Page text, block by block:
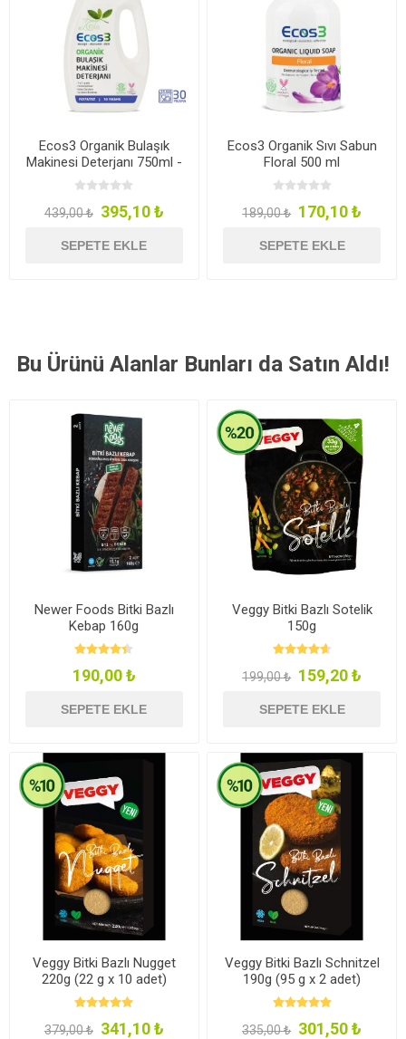
Ecos3 Organik Bulaşık
Makinesi Deterjanı 750ml -
30 Yıkama
439,00 ₺ 395,10 ₺
SEPETE EKLE
Ecos3 Organik Sıvı Sabun
Floral 500 ml
189,00 ₺ 170,10 ₺
SEPETE EKLE
Bu Ürünü Alanlar Bunları da Satın Aldı!
Newer Foods Bitki Bazlı
Kebap 160g
190,00 ₺
SEPETE EKLE
Veggy Bitki Bazlı Sotelik
150g
199,00 ₺ 159,20 ₺
SEPETE EKLE
Veggy Bitki Bazlı Nugget
220g (22 g x 10 adet)
379,00 ₺ 341,10 ₺
Veggy Bitki Bazlı Schnitzel
190g (95 g x 2 adet)
335,00 ₺ 301,50 ₺